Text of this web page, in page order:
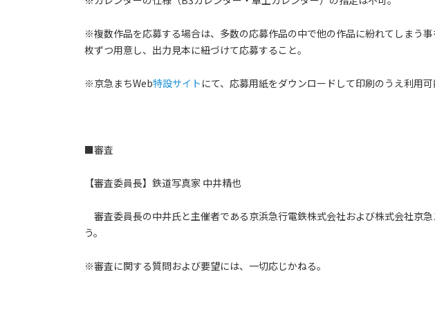
※複数作品を応募する場合は、多数の応募作品の中で他の作品に紛れてしまう
枚ずつ用意し、出力見本に紐づけて応募すること。
※京急まちWeb特設サイト にて、応募用紙をダウンロードして印刷のうえ利用可
■審査
【審査委員長】鉄道写真家 中井精也
審査委員長の中井氏と主催者である京浜急行電鉄株式会社および株式会社京
う。
※審査に関する質問および要望には、一切応じかねる。